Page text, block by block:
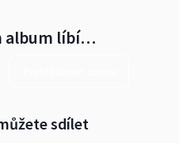
album líbí…
sdílet